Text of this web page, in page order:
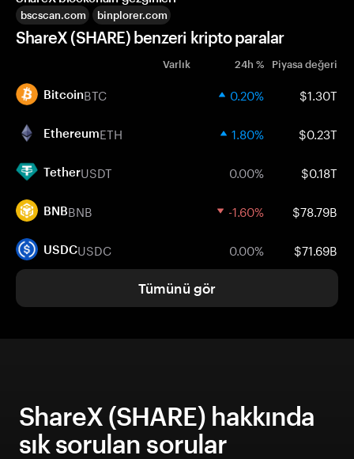
bscscan.com binplorer.com
ShareX (SHARE) benzeri kripto paralar
Varlık 24h % Piyasa değeri
BitcoinBTC 0.20% $1.30T
EthereumETH 1.80% $0.23T
TetherUSDT 0.00% $0.18T
BNBBNB -1.60% $78.79B
USDCUSDC 0.00% $71.69B
Tümünü gör
ShareX (SHARE) hakkında
sık sorulan sorular